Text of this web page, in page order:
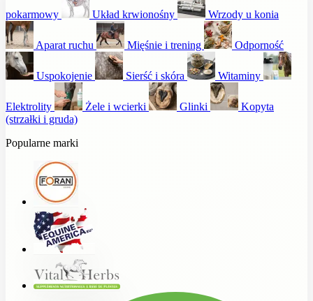
pokarmowy Układ krwionośny Wrzody u konia
Aparat ruchu Mięśnie i trening Odporność
Uspokojenie Sierść i skóra Witaminy
Elektrolity Żele i wcierki Glinki
Kopyta
(strzałki i gruda)
Popularne marki